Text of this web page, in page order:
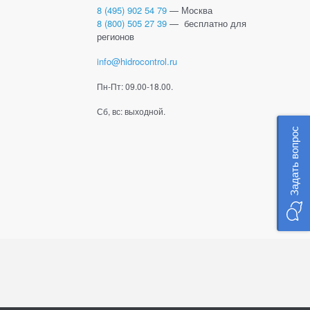
8 (495) 902 54 79 — Москва
8 (800) 505 27 39 — бесплатно для
регионов
info@hidrocontrol.ru
Пн-Пт: 09.00-18.00.
Сб, вс: выходной.
Задать вопрос